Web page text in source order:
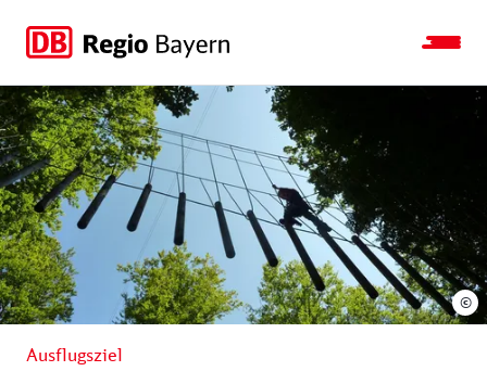
Zur
Hauptnavigation
springen
Zur
Seitensuche
springen
Zum
Hauptinhalt
springen
Zum
Footer
springen
Ausflugsziel
©